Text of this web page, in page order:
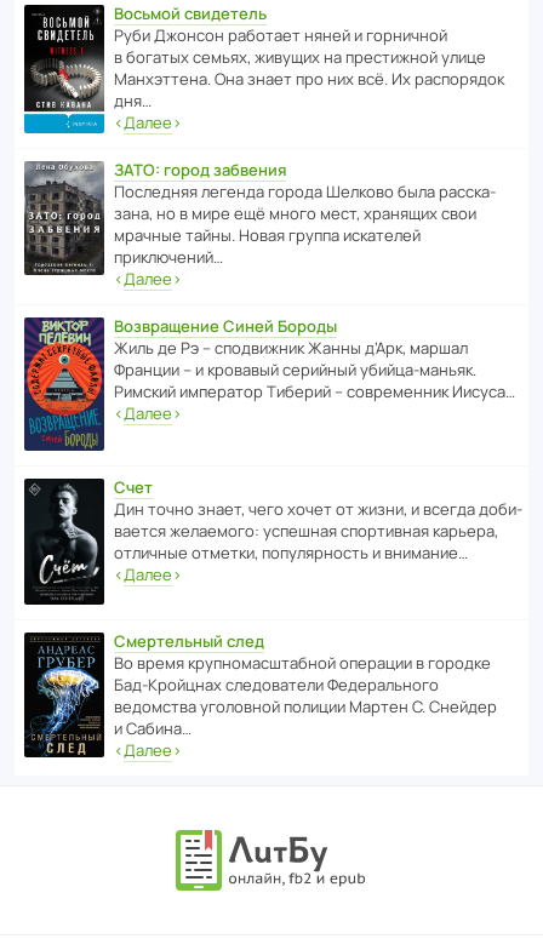
Восьмой свидетель
Руби Джонсон рабо­тает няней и горни­чной
в богатых семьях, живущих на прес­ти­жной улице
Манх­эт­тена. Она знает про них всё. Их распо­рядок
дня…
‹Далее›
ЗАТО: город забвения
После­дняя легенда города Шелково была расска­
зана, но в мире ещё много мест, хранящих свои
мрачные тайны. Новая группа иска­телей
приключений…
‹Далее›
Возвращение Синей Бороды
Жиль де Рэ – спод­ви­жник Жанны д’Арк, маршал
Франции – и кровавый серийный убийца-маньяк.
Римский импе­ратор Тиберий – совре­менник Иисуса…
‹Далее›
Счет
Дин точно знает, чего хочет от жизни, и всегда доби­
ва­ется жела­е­мого: успе­шная спор­ти­вная карьера,
отли­чные отметки, попу­ля­р­ность и внимание…
‹Далее›
Смертельный след
Во время круп­но­мас­ш­та­бной операции в городке
Бад‑Крой­цнах следо­ва­тели Феде­раль­ного
ведомства уголо­вной полиции Мартен С. Снейдер
и Сабина…
‹Далее›